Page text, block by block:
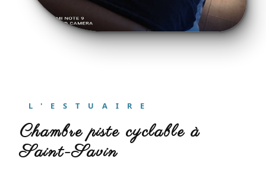
L'ESTUAIRE
chambre piste cyclable à
Saint-Savin